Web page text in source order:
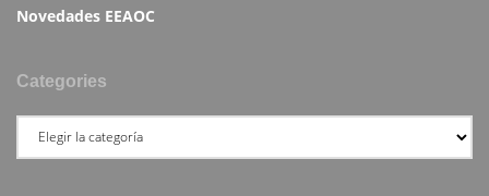
Novedades EEAOC
Categories